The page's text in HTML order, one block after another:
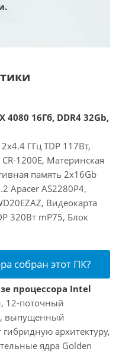
4080 16Гб, DDR4 32Gb,
ГГц TDP 117Вт,
1200E, Материнская
память 2x16Gb
Apacer AS2280P4,
Видеокарта
320Вт mP75, Блок
собран этот ПК?
процессора Intel
12-поточный
выпущенный
архитектуру,
ядра Golden